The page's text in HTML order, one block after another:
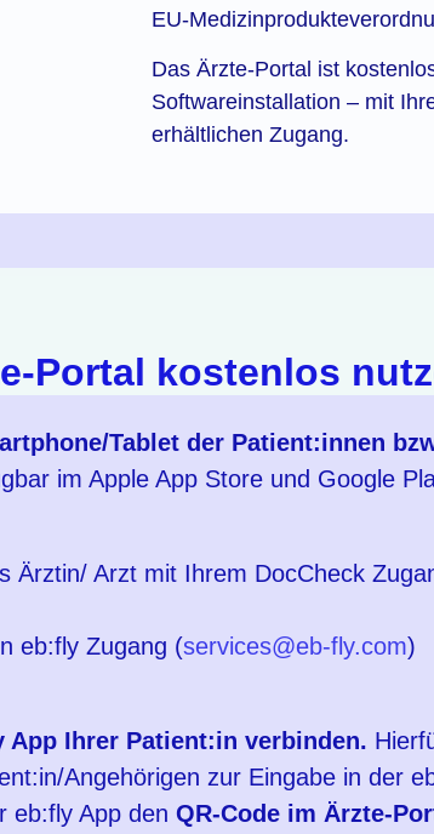
EU-
Das Ärzte-Portal ist
Softwareinstallation – mit
erhältlichen Zugang.
Portal kostenlos
Tablet der Patient:innen
im Apple App Store und Google
Ärztin/ Arzt mit Ihrem DocCheck
eb:fly Zugang (services@eb-fly.com)
Ihrer Patient:in verbinden.
Angehörigen zur Eingabe in der
eb:fly App den QR-Code im Ärzte-